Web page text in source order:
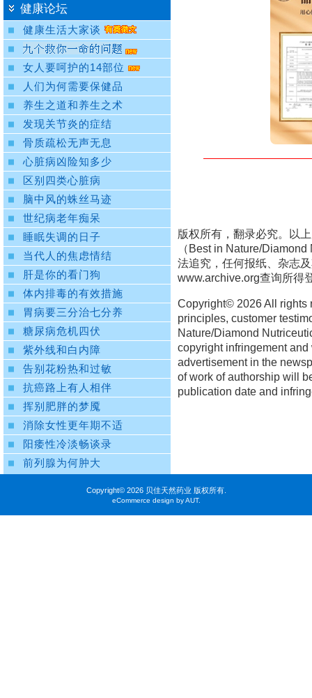
版权所有，翻录必究。以
（Best in Nature/
法追究，任何报纸、杂志
www.archive.org查询所得
Copyright© 2026 All rights
principles, customer
Nature/Diamond
copyright infringement
advertisement in the
of work of authorship will
publication date and
健康论坛
健康生活大家谈
女人要呵护的14部位
人们为何需要保健品
养生之道和养生之术
发现关节炎的症结
骨质疏松无声无息
心脏病凶险知多少
区别四类心脏病
脑中风的蛛丝马迹
世纪病老年痴呆
睡眠失调的日子
当代人的焦虑情结
肝是你的看门狗
体内排毒的有效措施
胃病要三分治七分养
糖尿病危机四伏
紫外线和白内障
告别花粉热和过敏
抗癌路上有人相伴
挥别肥胖的梦魇
消除女性更年期不适
阳痿性冷淡畅谈录
前列腺为何肿大
Copyright© 2026 贝佳天然药业 版权所有.
eCommerce design by AUT.